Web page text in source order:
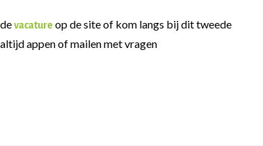
devacature op de site of kom langs bij dit tweede
appen of mailen met vragen